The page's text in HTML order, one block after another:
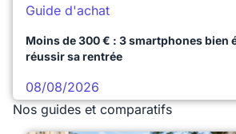
Guide d'achat
Moins de 300 € : 3 smartphones bien
réussir sa rentrée
08/08/2026
Nos guides et comparatifs